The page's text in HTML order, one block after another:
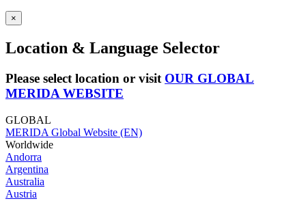
×
Location & Language Selector
Please select location or visit OUR GLOBAL
MERIDA WEBSITE
GLOBAL
MERIDA Global Website (EN)
Worldwide
Andorra
Argentina
Australia
Austria